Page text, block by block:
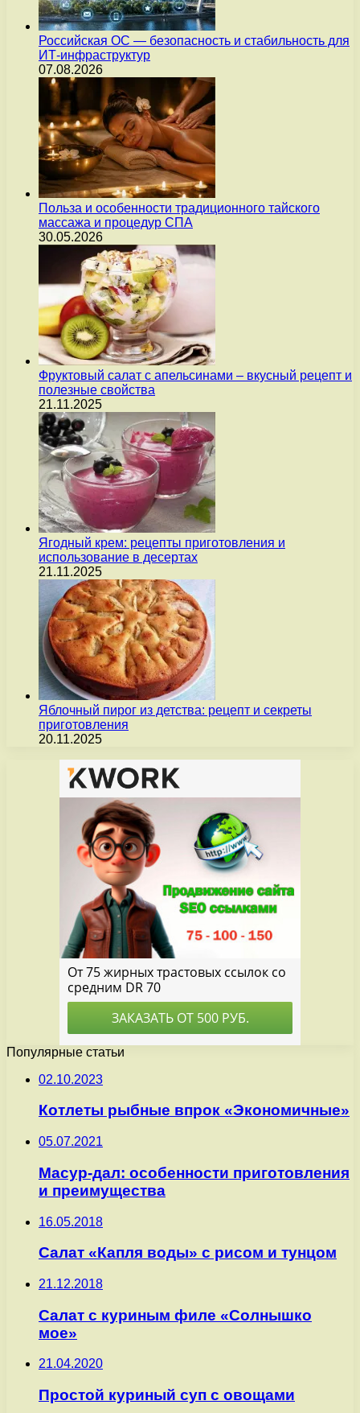
Российская ОС — безопасность и стабильность для
ИТ-инфраструктур
07.08.2026
Польза и особенности традиционного тайского
массажа и процедур СПА
30.05.2026
Фруктовый салат с апельсинами – вкусный рецепт и
полезные свойства
21.11.2025
Ягодный крем: рецепты приготовления и
использование в десертах
21.11.2025
Яблочный пирог из детства: рецепт и секреты
приготовления
20.11.2025
Популярные статьи
02.10.2023
Котлеты рыбные впрок «Экономичные»
05.07.2021
Масур-дал: особенности приготовления
и преимущества
16.05.2018
Салат «Капля воды» с рисом и тунцом
21.12.2018
Салат с куриным филе «Солнышко
моe»
21.04.2020
Простой куриный суп с овощами